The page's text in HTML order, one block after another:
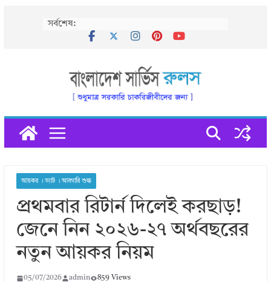
সর্বশেষ:
আয়কর । ভ্যাট । আবগারি শুল্ক
প্রথমবার রিটার্ন দিলেই করছাড়!
জেনে নিন ২০২৬-২৭ অর্থবছরের
নতুন আয়কর নিয়ম
05/07/2026 admin 859 Views